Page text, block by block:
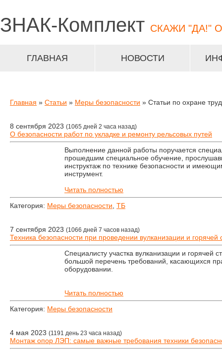
ЗНАК-Комплект СКАЖИ "ДА!"
ГЛАВНАЯ НОВОСТИ
Главная » Статьи » Меры безопасности » Статьи по охране
8 сентября 2023 (1065 дней 2 часа назад)
О безопасности работ по укладке и ремонту рельсовых путей
Выполнение данной работы поручается
прошедшим специальное обучение,
инструктаж по технике безопасности и
инструмент.
Читать полностью
Категория: Меры безопасности ТБ
7 сентября 2023 (1066 дней 7 часов назад)
Техника безопасности при проведении вулканизации и горячей
Специалисту участка вулканизации и горячей
большой перечень требований, касающихся
оборудовании.
Читать полностью
Категория: Меры безопасности
4 мая 2023 (1191 день 23 часа назад)
Монтаж опор ЛЭП: самые важные требования техники